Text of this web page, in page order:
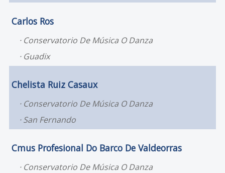
Carlos Ros
Conservatorio De Música O Danza
Guadix
Chelista Ruiz Casaux
Conservatorio De Música O Danza
San Fernando
Cmus Profesional Do Barco De Valdeorras
Conservatorio De Música O Danza